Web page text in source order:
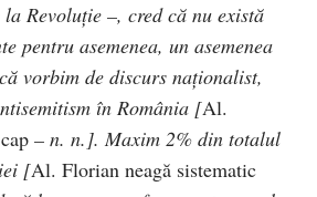
Revoluție –, cred că nu există
pentru asemenea, un asemenea
vorbim de discurs naționalist,
în România [Al.
– n. n.]. Maxim 2% din totalul
[Al. Florian neagă sistematic